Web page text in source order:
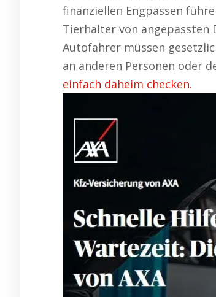
finanziellen Engpässen
Tierhalter von angepassten
Autofahrer müssen
an anderen Personen oder
einfach daheim checken.